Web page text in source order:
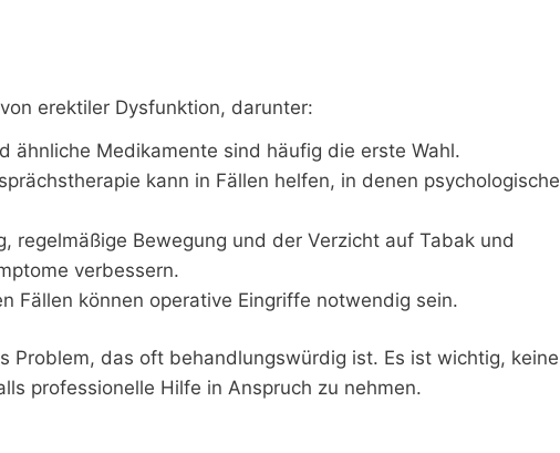
erektiler Dysfunktion, darunter:
ähnliche Medikamente sind häufig die erste Wahl.
kann in Fällen helfen, in denen psychologische
regelmäßige Bewegung und der Verzicht auf Tabak und
verbessern.
Fällen können operative Eingriffe notwendig sein.
Problem, das oft behandlungswürdig ist. Es ist wichtig, keine
professionelle Hilfe in Anspruch zu nehmen.